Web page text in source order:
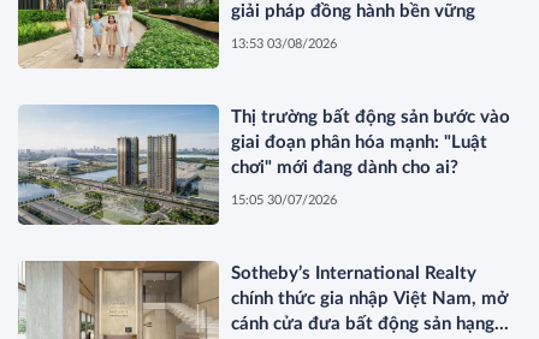
giải pháp đồng hành bền vững
13:53 03/08/2026
Thị trường bất động sản bước vào
giai đoạn phân hóa mạnh: "Luật
chơi" mới đang dành cho ai?
15:05 30/07/2026
Sotheby’s International Realty
chính thức gia nhập Việt Nam, mở
cánh cửa đưa bất động sản hạng